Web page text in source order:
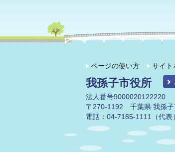
ページの使い方 サイト
我孫子市役所
法人番号9000020122220
〒270-1192 千葉県 我孫子
電話：04-7185-1111（代表